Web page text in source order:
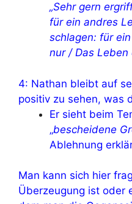
„Sehr gern
für ein andres
schlagen: für
nur / Das Leben
4: Nathan bleibt auf
positiv zu sehen, was
Er sieht beim
„bescheidene
Ablehnung
Man kann sich hier
Überzeugung ist oder